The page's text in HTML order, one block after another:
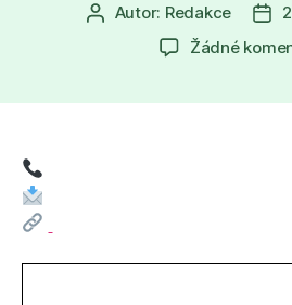
Autor
příspěvku
Autor: Redakce
Žádné